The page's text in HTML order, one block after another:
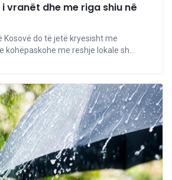
vranët dhe me riga shiu në
Kosovë do të jetë kryesisht me
kohëpaskohe me reshje lokale sh...